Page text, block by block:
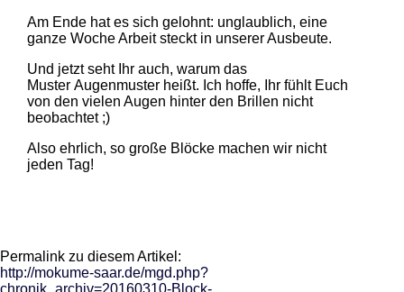
Am Ende hat es sich gelohnt: unglaublich, eine
ganze Woche Arbeit steckt in unserer Ausbeute.
Und jetzt seht Ihr auch, warum das
Muster Augenmuster heißt. Ich hoffe, Ihr fühlt Euch
von den vielen Augen hinter den Brillen nicht
beobachtet ;)
Also ehrlich, so große Blöcke machen wir nicht
jeden Tag!
Permalink zu diesem Artikel:
http://mokume-saar.de/mgd.php?
chronik_archiv=20160310-Block-